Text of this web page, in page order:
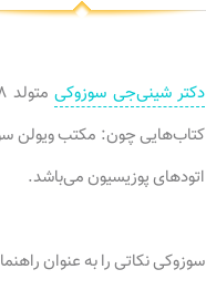
دکتر شینی‌جی سوزوکی
کتاب‌هایی چون: مکتب ویولن
اتودهای پوزیسیون می‌باشد.
سوزوکی نکاتی را به عنوان